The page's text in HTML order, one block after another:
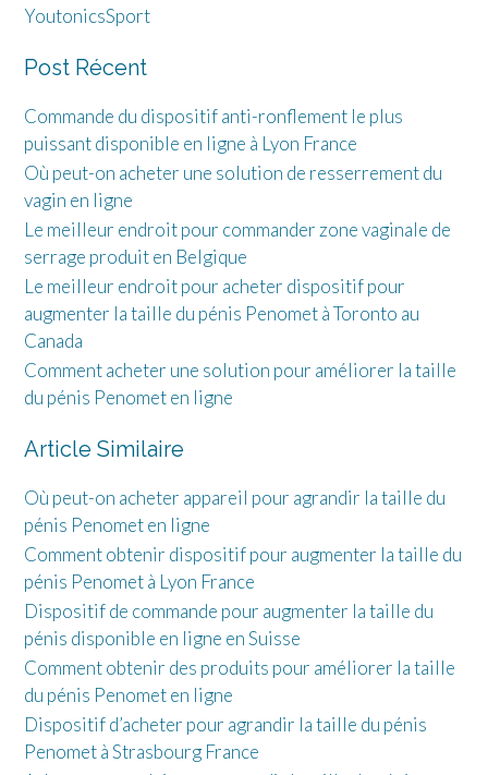
YoutonicsSport
Post Récent
Commande du dispositif anti-ronflement le plus
puissant disponible en ligne à Lyon France
Où peut-on acheter une solution de resserrement du
vagin en ligne
Le meilleur endroit pour commander zone vaginale de
serrage produit en Belgique
Le meilleur endroit pour acheter dispositif pour
augmenter la taille du pénis Penomet à Toronto au
Canada
Comment acheter une solution pour améliorer la taille
du pénis Penomet en ligne
Article Similaire
Où peut-on acheter appareil pour agrandir la taille du
pénis Penomet en ligne
Comment obtenir dispositif pour augmenter la taille du
pénis Penomet à Lyon France
Dispositif de commande pour augmenter la taille du
pénis disponible en ligne en Suisse
Comment obtenir des produits pour améliorer la taille
du pénis Penomet en ligne
Dispositif d’acheter pour agrandir la taille du pénis
Penomet à Strasbourg France